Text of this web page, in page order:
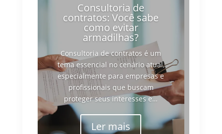
Consultoria de
contratos: Você sabe
como evitar
armadilhas?
Consultoria de contratos é um
tema essencial no cenário atual,
especialmente para empresas e
profissionais que buscam
proteger seus interesses e…
Ler mais